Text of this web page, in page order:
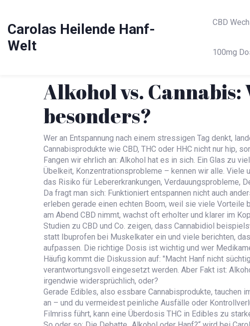
Carolas Heilende Hanf-
Welt
CBD
100mg
Alkohol vs.
besonders?
Wer an Entspannung nach einem stressigen Tag denkt,
Cannabisprodukte wie CBD, THC oder HHC nicht nur hip,
Fangen wir ehrlich an: Alkohol hat es in sich. Ein Glas zu
Übelkeit, Konzentrationsprobleme – kennen wir alle. Viele
das Risiko für Lebererkrankungen, Verdauungsprobleme,
Da fragt man sich: Funktioniert entspannen nicht auch
erleben gerade einen echten Boom, weil sie viele Vorteile
am Abend CBD nimmt, wachst oft erholter und klarer im
Studien zu CBD und Co. zeigen, dass Cannabidiol
statt Ibuprofen bei Muskelkater ein und viele berichten,
aufpassen. Die richtige Dosis ist wichtig und wer
Häufig kommt die Diskussion auf: "Macht Hanf nicht
verantwortungsvoll eingesetzt werden. Aber Fakt ist:
irgendwie widersprüchlich, oder?
Gerade Edibles, also essbare Cannabisprodukte, tauchen
an – und du vermeidest peinliche Ausfälle oder
Filmriss führt, kann eine Überdosis THC in Edibles zu